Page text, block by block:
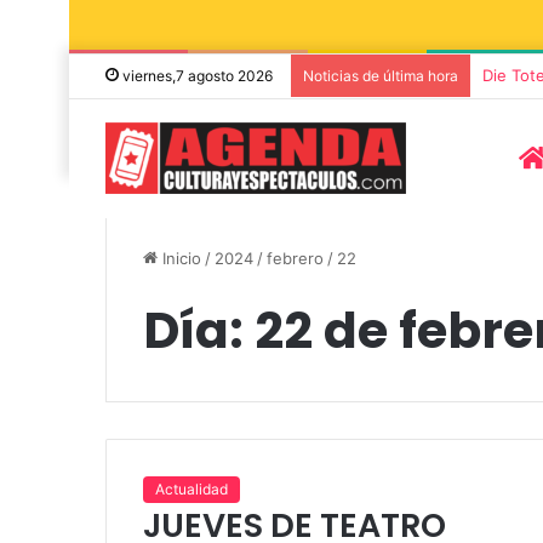
viernes,7 agosto 2026 Noticias de última hora Die
Inicio / 2024 /febrero / 22
Día: 22 de
Actualidad
JUEVES DE TEATRO
Miguel Ángel
Funes llegan